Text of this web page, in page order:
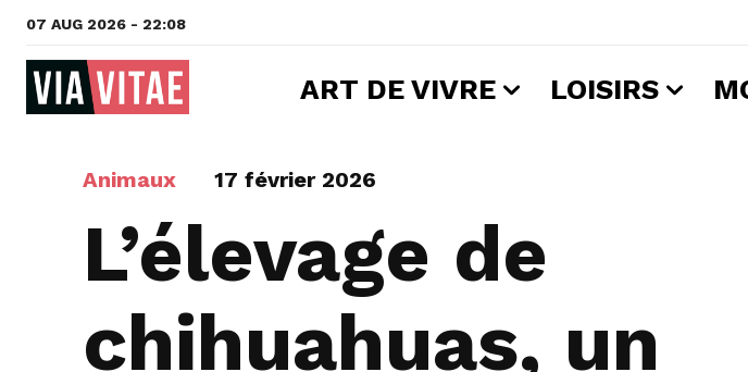
07 AUG 2026 - 22:08
ART DE VIVRE LOISIRS
Animaux 17 février 2026
L’élevage de
chihuahuas, un